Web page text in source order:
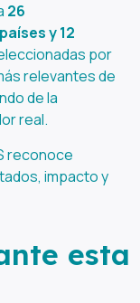
26
y 12
por
relevantes de
de la
real.
reconoce
impacto y
esta